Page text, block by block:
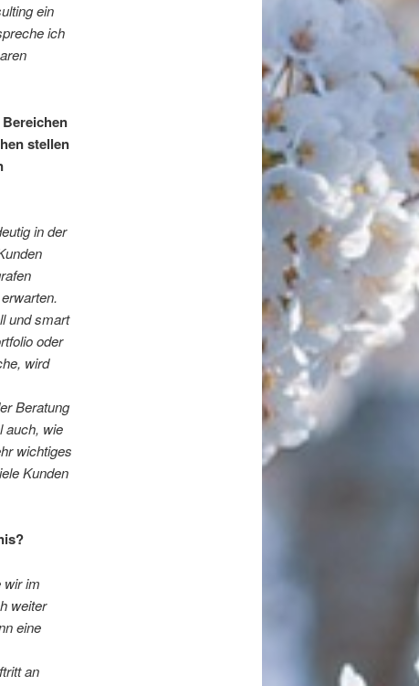
ein
ich
stellen
in der
und smart
oder
wird
Beratung
auch, wie
wichtiges
Kunden
wir im
weiter
eine
an